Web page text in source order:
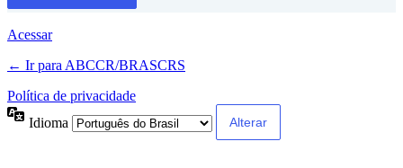
Acessar
← Ir para ABCCR/BRASCRS
Política de privacidade
Idioma